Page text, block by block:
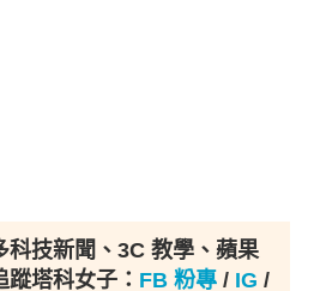
科技新聞、3C 教學、蘋果
塔科女子： FB 粉專 / IG /